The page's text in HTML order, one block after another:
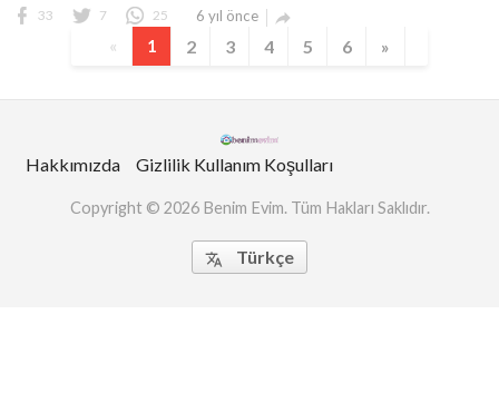
33 7 25 6 yıl önce

«
1 2 3 4 5 6 »
Hakkımızda Gizlilik Kullanım Koşulları
Copyright © 2026 Benim Evim. Tüm Hakları Saklıdır.
 Türkçe